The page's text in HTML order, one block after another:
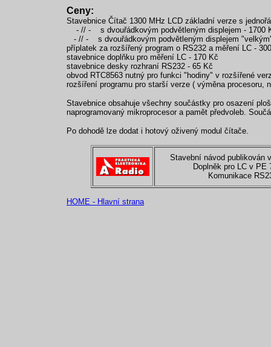
Ceny:
Stavebnice Čítač 1300 MHz LCD základní verze s
- // - s dvouřádkovým podvětleným displejem - 1700
- // - s dvouřádkovým podvětleným displejem
příplatek za rozšířený program o RS232 a měření LC -
stavebnice doplňku pro měření LC - 170 Kč
stavebnice desky rozhraní RS232 - 65 Kč
obvod RTC8563 nutný pro funkci "hodiny" v rozšířené
rozšíření programu pro starší verze ( výměna procesoru,
Stavebnice obsahuje všechny součástky pro osazení
naprogramovaný mikroprocesor a pamět předvoleb.
Po dohodě lze dodat i hotový oživený modul čítače.
Stavební návod publikován
Doplněk pro LC v PE
Komunikace
HOME - Hlavní strana